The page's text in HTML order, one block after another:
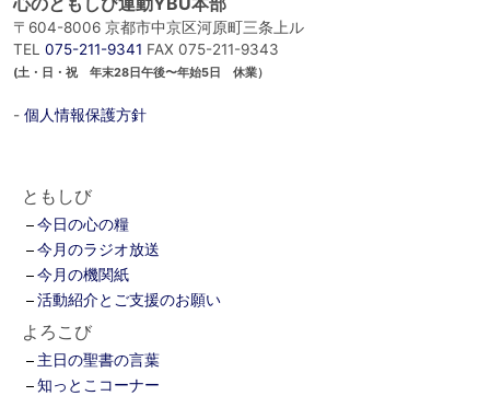
〒604-8006 京都市中京区河原町三条上ル
TEL 075-211-9341 FAX 075-211-9343
(土・日・祝 年末28日午後〜年始5日 休業）
- 個人情報保護方針
ともしび
今日の心の糧
今月のラジオ放送
今月の機関紙
活動紹介とご支援のお願い
よろこび
主日の聖書の言葉
知っとこコーナー